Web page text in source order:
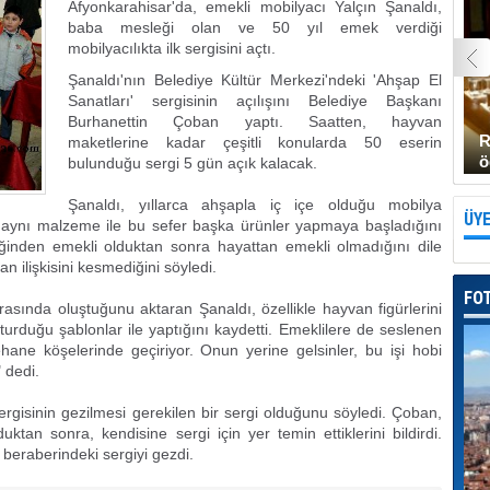
Afyonkarahisar'da, emekli mobilyacı Yalçın Şanaldı,
baba mesleği olan ve 50 yıl emek verdiği
mobilyacılıkta ilk sergisini açtı.
Şanaldı'nın Belediye Kültür Merkezi'ndeki 'Ahşap El
Sanatları' sergisinin açılışını Belediye Başkanı
Burhanettin Çoban yaptı. Saatten, hayvan
maketlerine kadar çeşitli konularda 50 eserin
bulunduğu sergi 5 gün açık kalacak.
Şanaldı, yıllarca ahşapla iç içe olduğu mobilya
malzeme ile bu sefer başka ürünler yapmaya başladığını
emekli olduktan sonra hayattan emekli olmadığını dile
ilişkisini kesmediğini söyledi.
oluştuğunu aktaran Şanaldı, özellikle hayvan figürlerini
şablonlar ile yaptığını kaydetti. Emeklilere de seslenen
köşelerinde geçiriyor. Onun yerine gelsinler, bu işi hobi
dedi.
gezilmesi gerekilen bir sergi olduğunu söyledi. Çoban,
sonra, kendisine sergi için yer temin ettiklerini bildirdi.
sergiyi gezdi.